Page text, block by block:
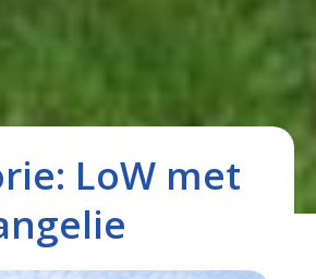
LoW met